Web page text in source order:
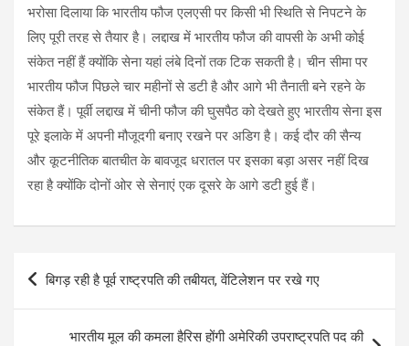
भरोसा दिलाया कि भारतीय फौज एलएसी पर किसी भी स्थिति से निपटने के
लिए पूरी तरह से तैयार है। लद्दाख में भारतीय फौज की वापसी के अभी कोई
संकेत नहीं हैं क्योंकि सेना यहां लंबे दिनों तक टिक सकती है। चीन सीमा पर
भारतीय फौज पिछले चार महीनों से डटी है और आगे भी तैनाती बने रहने के
संकेत हैं। पूर्वी लद्दाख में चीनी फौज की घुसपैठ को देखते हुए भारतीय सेना इस
पूरे इलाके में अपनी मौजूदगी बनाए रखने पर अडिग है। कई दौर की सैन्य
और कूटनीतिक बातचीत के बावजूद धरातल पर इसका बड़ा असर नहीं दिख
रहा है क्योंकि दोनों ओर से सेनाएं एक दूसरे के आगे डटी हुई हैं।
Post
navigation
बिगड़ रही है पूर्व राष्ट्रपति की तबीयत, वेंटिलेशन पर रखे गए
भारतीय मूल की कमला हैरिस होंगी अमेरिकी उपराष्ट्रपति पद की